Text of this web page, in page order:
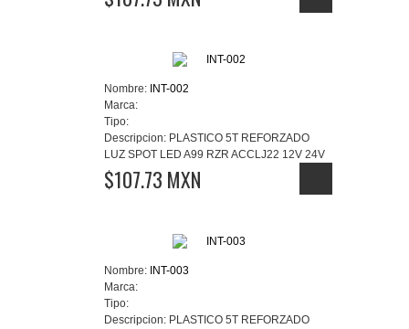
Nombre: INT-002
Marca:
Tipo:
Descripcion: PLASTICO 5T REFORZADO
LUZ SPOT LED A99 RZR ACCLJ22 12V 24V
$107.73 MXN
Nombre: INT-003
Marca:
Tipo:
Descripcion: PLASTICO 5T REFORZADO